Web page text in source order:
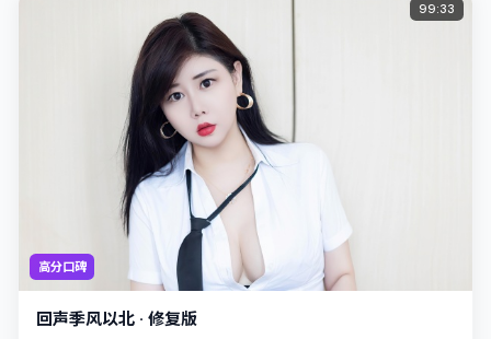
高分口碑
99:33
回声季风以北 · 修复版